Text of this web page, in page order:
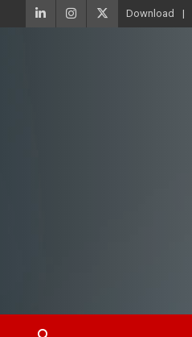
Download